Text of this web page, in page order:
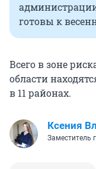
готовы к
Всего в зоне
области
в 11 районах.
Ксения
Заместитель